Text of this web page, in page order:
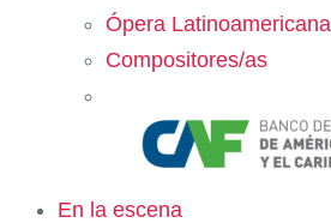
Ópera Latinoamericana
Compositores/as
En la escena